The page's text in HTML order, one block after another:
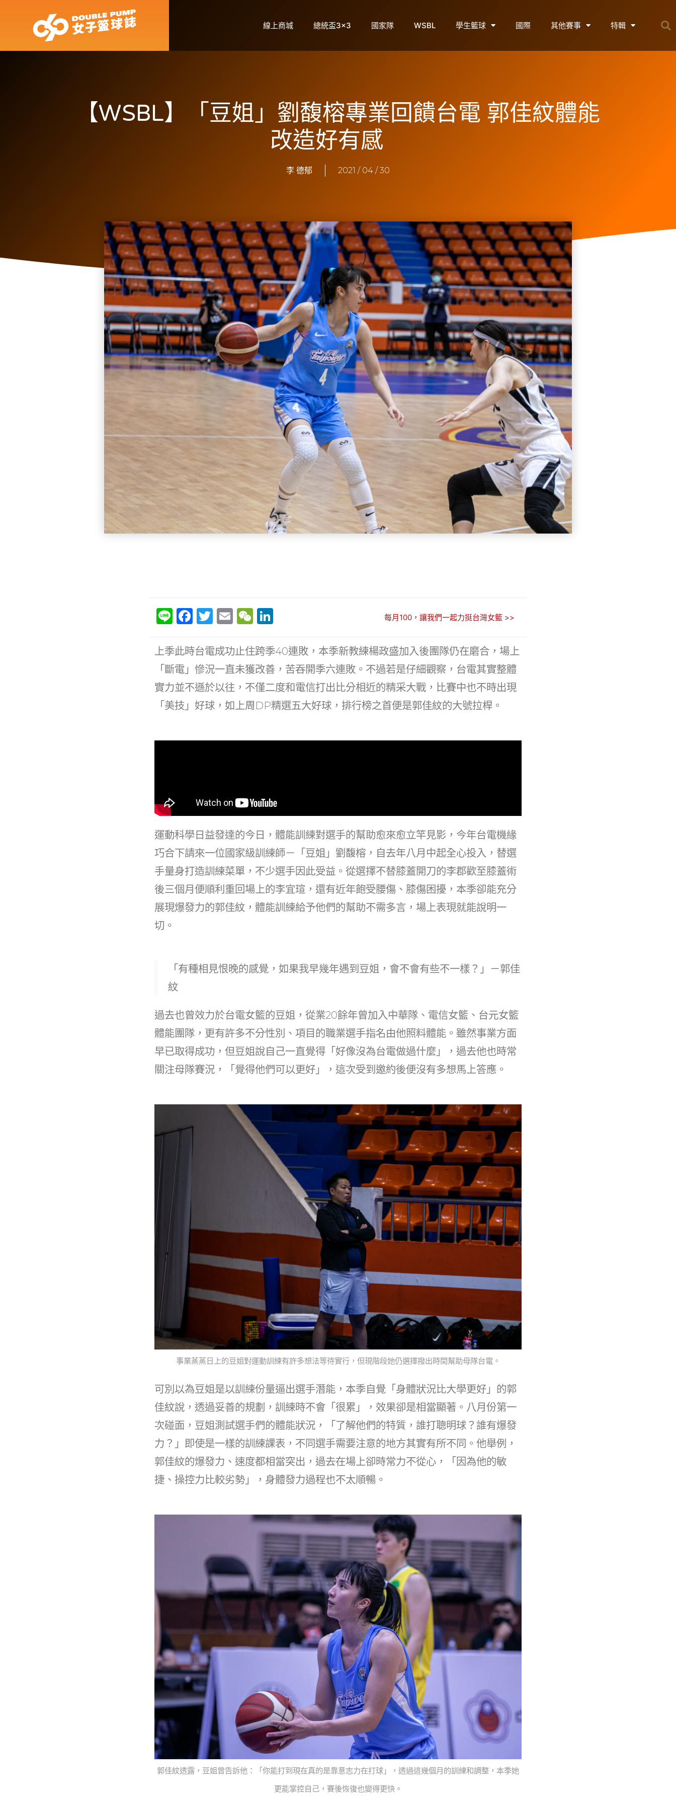
線上商城 總統盃3×3 國家隊 WSBL 學生籃球 國際 其他賽事 特輯
【WSBL】「豆姐」劉馥榕專業回饋台電 郭佳紋體能
改造好有感
李 德郁 2021 / 04 / 30
Li
e
F
c
e
b
o
o
T
itt
er
E
ai
l
W
C
h
at
k
e
dI
n
每月100，讓我們一起力挺台灣女籃 >>
上季此時台電成功止住跨季40連敗，本季新教練楊政盛加入後團隊仍在磨合，場上
「斷電」慘況一直未獲改善，苦吞開季六連敗。不過若是仔細觀察，台電其實整體
實力並不遜於以往，不僅二度和電信打出比分相近的精采大戰，比賽中也不時出現
「美技」好球，如上周DP精選五大好球，排行榜之首便是郭佳紋的大號拉桿。
運動科學日益發達的今日，體能訓練對選手的幫助愈來愈立竿見影，今年台電機緣
巧合下請來一位國家級訓練師－「豆姐」劉馥榕，自去年八月中起全心投入，替選
手量身打造訓練菜單，不少選手因此受益。從選擇不替膝蓋開刀的李郡歡至膝蓋術
後三個月便順利重回場上的李宜瑄，還有近年飽受腰傷、膝傷困擾，本季卻能充分
展現爆發力的郭佳紋，體能訓練給予他們的幫助不需多言，場上表現就能說明一
切。
「有種相見恨晚的感覺，如果我早幾年遇到豆姐，會不會有些不一樣？」－郭佳
紋
過去也曾效力於台電女籃的豆姐，從業20餘年曾加入中華隊、電信女籃、台元女籃
體能團隊，更有許多不分性別、項目的職業選手指名由他照料體能。雖然事業方面
早已取得成功，但豆姐說自己一直覺得「好像沒為台電做過什麼」，過去他也時常
關注母隊賽況，「覺得他們可以更好」，這次受到邀約後便沒有多想馬上答應。
事業蒸蒸日上的豆姐對運動訓練有許多想法等待實行，但現階段她仍選擇撥出時間幫助母隊台電。
可別以為豆姐是以訓練份量逼出選手潛能，本季自覺「身體狀況比大學更好」的郭
佳紋說，透過妥善的規劃，訓練時不會「很累」，效果卻是相當顯著。八月份第一
次碰面，豆姐測試選手們的體能狀況，「了解他們的特質，誰打聰明球？誰有爆發
力？」即使是一樣的訓練課表，不同選手需要注意的地方其實有所不同。他舉例，
郭佳紋的爆發力、速度都相當突出，過去在場上卻時常力不從心，「因為他的敏
捷、操控力比較劣勢」，身體發力過程也不太順暢。
郭佳紋透露，豆姐曾告訴他：「你能打到現在真的是靠意志力在打球」，透過這幾個月的訓練和調整，本季她
更能掌控自己，賽後恢復也變得更快。